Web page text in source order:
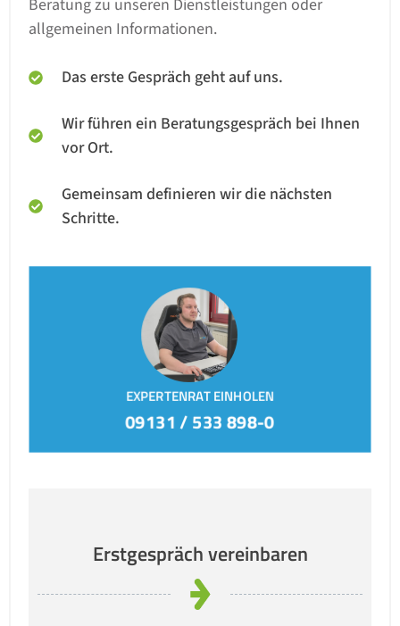
Beratung zu unseren Dienstleistungen oder
allgemeinen Informationen.
Das erste Gespräch geht auf uns.
Wir führen ein Beratungsgespräch bei Ihnen
vor Ort.
Gemeinsam definieren wir die nächsten
Schritte.
EXPERTENRAT EINHOLEN
09131 / 533 898-0
Erstgespräch vereinbaren